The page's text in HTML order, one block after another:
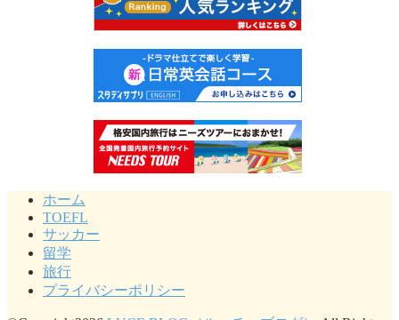
ホーム
TOEFL
サッカー
留学
旅行
プライバシーポリシー